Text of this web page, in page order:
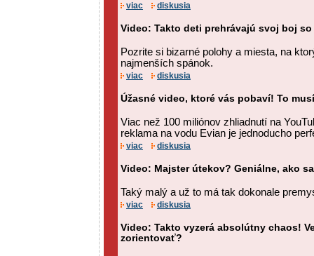
viac diskusia
Video: Takto deti prehrávajú svoj boj
Pozrite si bizarné polohy a miesta, na
najmenších spánok.
viac diskusia
Úžasné video, ktoré vás pobaví! To
Viac než 100 miliónov zhliadnutí na
reklama na vodu Evian je jednoducho
viac diskusia
Video: Majster útekov? Geniálne, ako
Taký malý a už to má tak dokonale
viac diskusia
Video: Takto vyzerá absolútny chaos!
zorientovať?